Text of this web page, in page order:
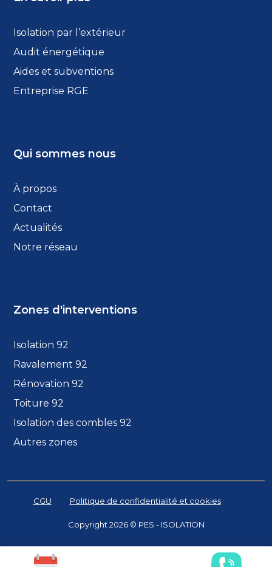
Isolation par l’extérieur
Audit énergétique
Aides et subventions
Entreprise RGE
Qui sommes nous
À propos
Contact
Actualités
Notre réseau
Zones d'interventions
Isolation 92
Ravalement 92
Rénovation 92
Toiture 92
Isolation des combles 92
Autres zones
CGU Politique de confidentialité et cookies
Copyright 2026 © PES - ISOLATION